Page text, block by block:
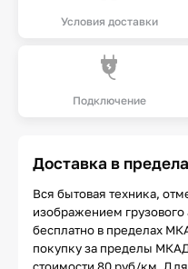
Условия доставки
Подключение
Доставка в
Вся бытовая техника,
изображением грузового
бесплатно в пределах
покупку за пределы
стоимости 80 руб/км.